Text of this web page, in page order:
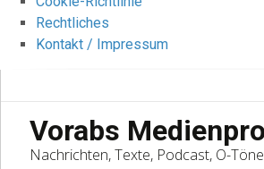
Rechtliches
Kontakt / Impressum
Vorabs
Nachrichten, Texte, Podcast, O-